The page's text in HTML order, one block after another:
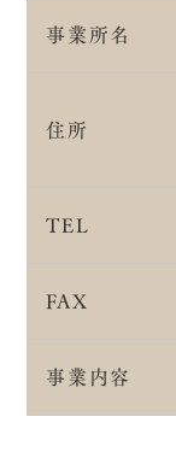
事業所名
住所
TEL
FAX
事業内容